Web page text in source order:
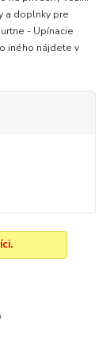
a doplnky pre
- Upínacie
iného nájdete v